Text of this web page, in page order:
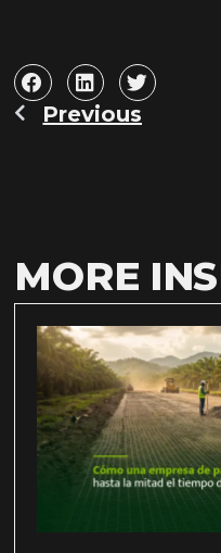
Prev
Previous
MORE